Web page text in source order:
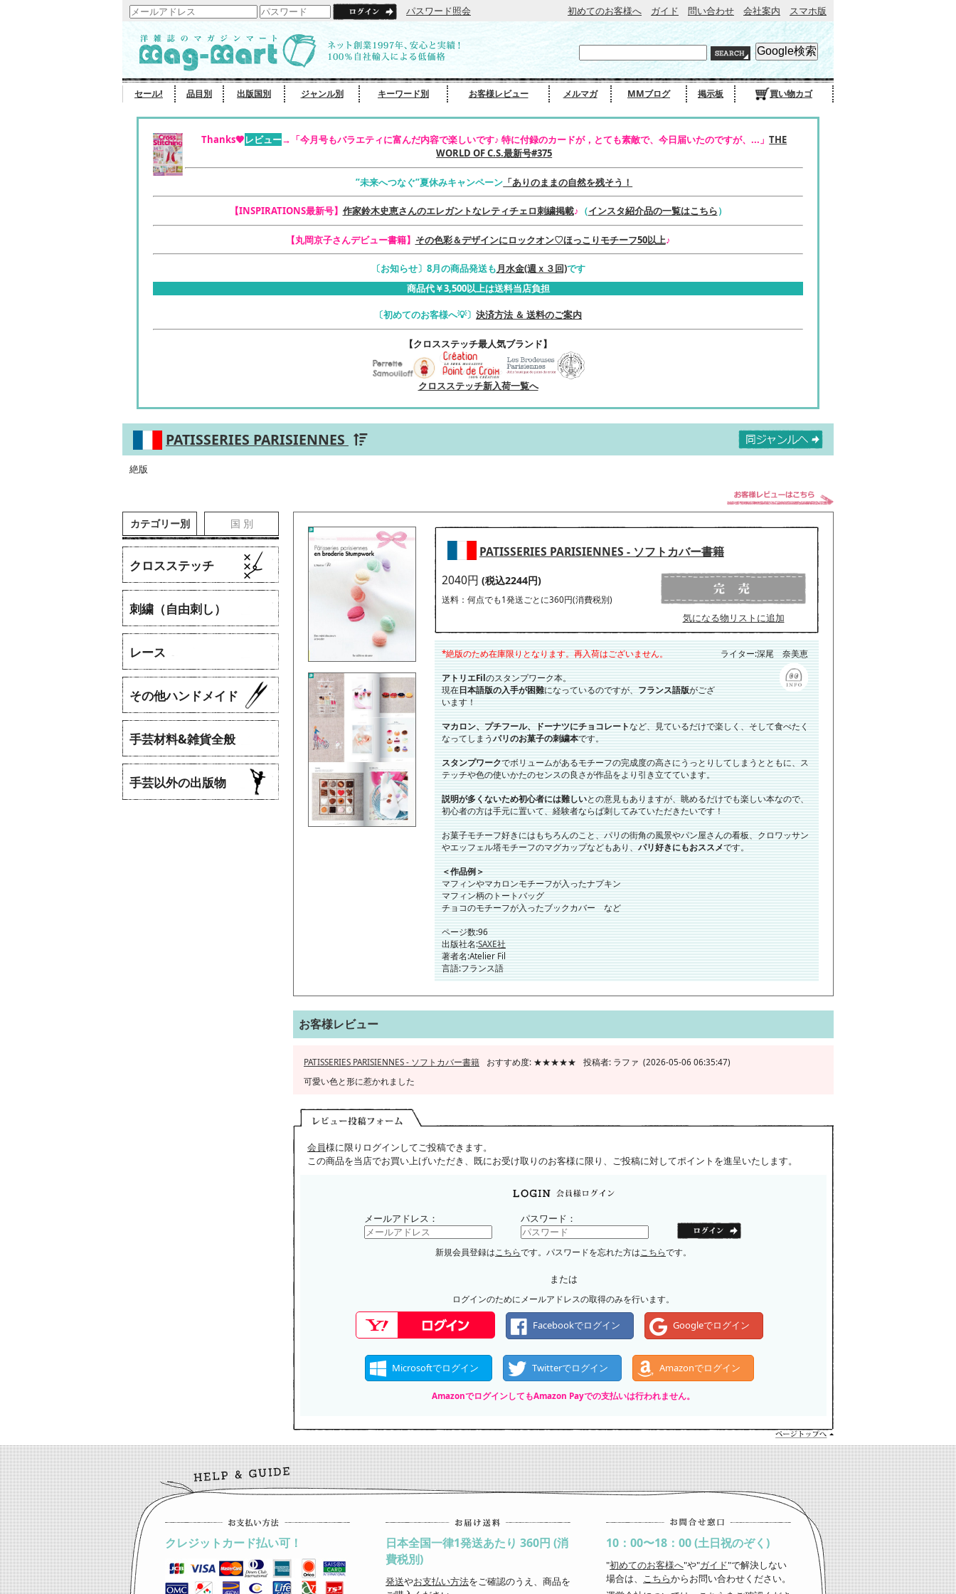
パスワード照会 初めてのお客様へ ガイド 問い合わせ 会社案内 スマホ版
セール! 品目別 出版国別 ジャンル別 キーワード別 お客様レビュー メルマガ MMブログ 掲示板 買い物カゴ
Thanks🧡レビュー→「今月号もバラエティに富んだ内容で楽しいです♪ 特に付録のカードが，とても素敵で、今日届いたのですが、...」THE
WORLD OF C.S.最新号#375
”未来へつなぐ”夏休みキャンペーン 「ありのままの自然を残そう！
【INSPIRATIONS最新号】 作家鈴木史恵さんのエレガントなレティチェロ刺繍掲載♪ （インスタ紹介品の一覧はこちら）
【丸岡京子さんデビュー書籍】 その色彩＆デザインにロックオン♡ほっこりモチーフ50以上♪
〔お知らせ〕8月の商品発送も月水金(週ｘ３回)です
商品代￥3,500以上は送料当店負担
〔初めてのお客様へ💡〕 決済方法 ＆ 送料のご案内
【クロスステッチ最人気ブランド】
クロスステッチ新入荷一覧へ
PATISSERIES PARISIENNES
絶版
カテゴリー別 国 別
クロスステッチ
刺繍（自由刺し）
レース
​その他ハンドメイド
手芸材料&雑貨全般
手芸以外の出版物
PATISSERIES PARISIENNES - ソフトカバー書籍
2040円 (税込2244円)
送料：何点でも1発送ごとに360円(消費税別)
気になる物リストに追加
ライター:深尾 奈美恵
*絶版のため在庫限りとなります。再入荷はございません。
アトリエFilのスタンプワーク本。
現在日本語版の入手が困難になっているのですが、 フランス語版がござ
います！
マカロン、プチフール、ドーナツにチョコレートなど、見ているだけで楽しく、そして食べたく
なってしまうパリのお菓子の刺繍本です。
スタンプワークでボリュームがあるモチーフの完成度の高さにうっとりしてしまうとともに、ス
テッチや色の使いかたのセンスの良さが作品をより引き立てています。
説明が多くないため初心者には難しいとの意見もありますが、眺めるだけでも楽しい本なので、
初心者の方は手元に置いて、経験者ならば刺してみていただきたいです！
お菓子モチーフ好きにはもちろんのこと、パリの街角の風景やパン屋さんの看板、クロワッサン
やエッフェル塔モチーフのマグカップなどもあり、 パリ好きにもおススメです。
＜作品例＞
マフィンやマカロンモチーフが入ったナプキン
マフィン柄のトートバッグ
チョコのモチーフが入ったブックカバー など
ページ数:96
出版社名:SAXE社
著者名:Atelier Fil
言語:フランス語
お客様レビュー
PATISSERIES PARISIENNES - ソフトカバー書籍 おすすめ度: ★★★★★
投稿者: ラファ (2026-05-06 06:35:47)
可愛い色と形に惹かれました
会員様に限りログインしてご投稿できます。
この商品を当店でお買い上げいただき、既にお受け取りのお客様に限り、ご投稿に対してポイントを進呈いたします。
メールアドレス： パスワード：
新規会員登録は こちらです。パスワードを忘れた方は こちらです。
または
ログインのためにメールアドレスの取得のみを行います。
Facebookでログイン Googleでログイン
Microsoftでログイン Twitterでログイン Amazonでログイン
AmazonでログインしてもAmazon Payでの支払いは行われません。
クレジットカード払い可！
日本全国一律1発送あたり 360円 (消
費税別)
発送やお支払い方法をご確認のうえ、商品を
10：00〜18：00 (土日祝のぞく)
"初めてのお客様へ"や"ガイド"で解決しない
場合は、 こちらからお問い合わせください。